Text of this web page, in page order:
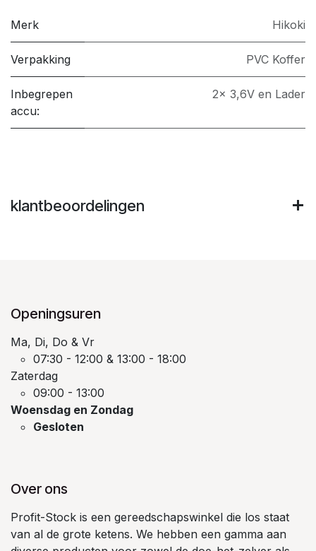
Merk Hikoki
Verpakking PVC Koffer
Inbegrepen
accu:
2x 3,6V en Lader
klantbeoordelingen
Openingsuren
Ma, Di, Do & Vr
07:30 - 12:00 & 13:00 - 18:00
Zaterdag
09:00 - 13:00
Woensdag en Zondag
Gesloten
Over ons
Profit-Stock is een gereedschapswinkel die los staat
van al de grote ketens. We hebben een gamma aan